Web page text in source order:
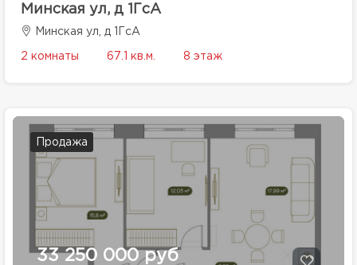
Минская ул, д 1ГсА
Минская ул, д 1ГсА
2 комнаты 67.1 кв.м. 8 этаж
Продажа
33 250 000 руб